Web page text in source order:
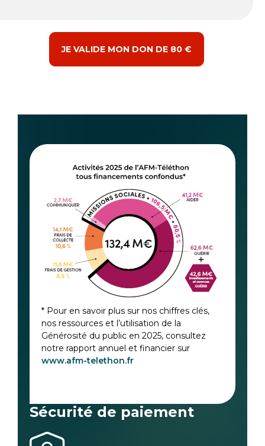
JE VALIDE MON DON DE 80 €
* Pour en savoir plus sur nos chiffres clés,
nos ressources et l’utilisation de la
Générosité du public en 2025, consultez
notre rapport annuel et financier sur
www.afm-telethon.fr
Sécurité de paiement